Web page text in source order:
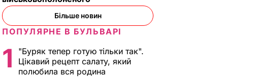
Більше новин
ПОПУЛЯРНЕ В БУЛЬВАРІ
1
"Буряк тепер готую тільки так".
Цікавий рецепт салату, який
полюбила вся родина